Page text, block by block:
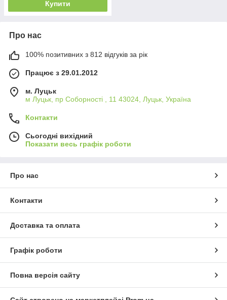
Купити
Про нас
100% позитивних з 812 відгуків за рік
Працює з 29.01.2012
м. Луцьк
м Луцьк, пр Соборності , 11 43024, Луцьк, Україна
Контакти
Сьогодні вихідний
Показати весь графік роботи
Про нас
Контакти
Доставка та оплата
Графік роботи
Повна версія сайту